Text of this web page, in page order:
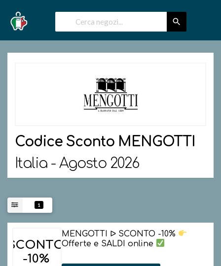
Codice Sconto MENGOTTI
Italia - Agosto 2026
1
SCONTO
-10%
MENGOTTI ᐅ SCONTO -10%
Offerte e SALDI online